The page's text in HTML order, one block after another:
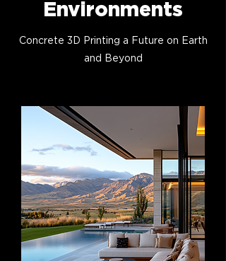
Environments
Concrete 3D Printing a Future on Earth
and Beyond